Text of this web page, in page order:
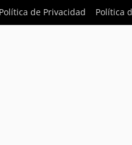
Política de Privacidad Política